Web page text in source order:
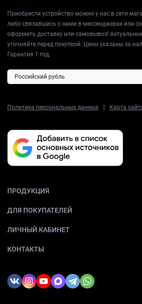
Приобрести устройство можно у нас в сети
либо связавшись с нами в мессенджерах или
оформить доставку или самовывоз!
уточняйте перед покупкой. Цены указаны за
Гарантия 1 год.
Политика персональных данных | Карта
ПРОДУКЦИЯ
ДЛЯ ПОКУПАТЕЛЕЙ
ЛИЧНЫЙ КАБИНЕТ
КОНТАКТЫ